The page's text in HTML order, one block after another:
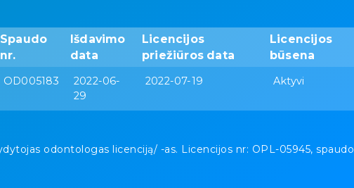
Spaudo
nr.
Išdavimo
data
Licencijos
priežiūros data
Licencijos
būsena
OD005183
2022-06-
29
2022-07-19 Aktyvi
odontologas licenciją/ -as. Licencijos nr: OPL-05945, spaudo